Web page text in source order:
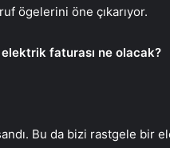
ögelerini öne çıkarıyor.
faturası ne olacak?
Bu da bizi rastgele bir